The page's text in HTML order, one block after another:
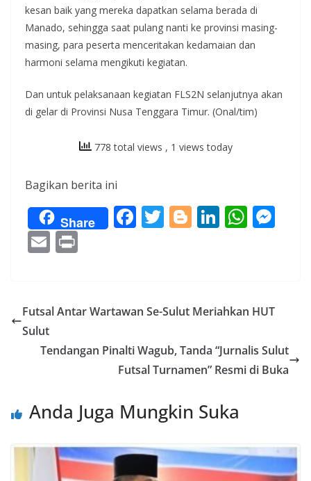
kesan baik yang mereka dapatkan selama berada di
Manado, sehingga saat pulang nanti ke provinsi masing-
masing, para peserta menceritakan kedamaian dan
harmoni selama mengikuti kegiatan.
Dan untuk pelaksanaan kegiatan FLS2N selanjutnya akan
di gelar di Provinsi Nusa Tenggara Timur. (Onal/tim)
778 total views , 1 views today
Bagikan berita ini
Share F
ac
o
k
T
w
Bl
o
er
Li
n
dI
W
h
A
p er
E
m
l
Futsal Antar Wartawan Se-Sulut Meriahkan HUT
Sulut
Tendangan Pinalti Wagub, Tanda “Jurnalis Sulut
Futsal Turnamen” Resmi di Buka
Anda Juga Mungkin Suka